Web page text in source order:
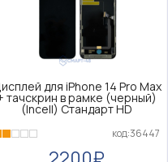
для iPhone 14 Pro Max
тачскрин в рамке (черный)
(Incell) Стандарт HD
код:36447